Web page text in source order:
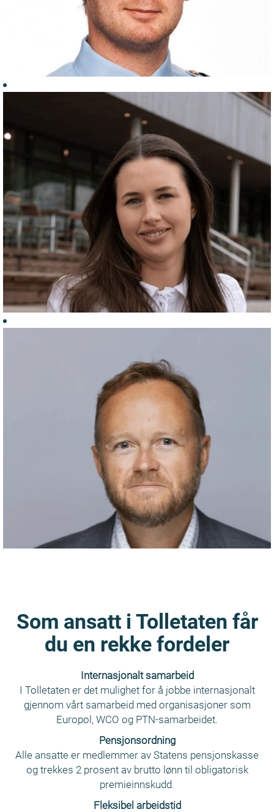
Christopher,
tollinspektør
Tollinspektør
ved Svinesund
tollsted,
Grensedivisjonen
Jeg jobber som
toller på en av
blant annet ut på
ulovlig innførsel
restriksjonsbelagte
dopingmidler.
Jeg jobber også
lovlige varer.
Min
arbeidshverdag
er variert og
innholdsrik.
Som toller er du
en del av et
erfaring,
intuisjon og
brukerdialogavdelingen,
vareførselsdivisjonen
Det beste er at
jeg får lov til å
har utdanning i
pedagogikk og
arbeider med
utvikling av e-
læring til
næringslivet.
Arbeidsoppgavene
mine er ulike, og
kan være alt fra
Jan Erik,
divisjonsdirektør
IT
Divisjonsdirektør
for IT-divisjonen
Som IT-direktør
for alle etatens
Som ansatt i Tolletaten får
du en rekke fordeler
Internasjonalt samarbeid
I Tolletaten er det mulighet for å jobbe internasjonalt
gjennom vårt samarbeid med organisasjoner som
Europol, WCO og PTN-samarbeidet.
Pensjonsordning
Alle ansatte er medlemmer av Statens pensjonskasse
og trekkes 2 prosent av brutto lønn til obligatorisk
premieinnskudd.
Fleksibel arbeidstid